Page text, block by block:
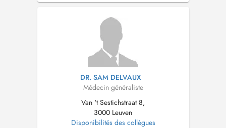
DR. SAM DELVAUX
Médecin généraliste
Van 't Sestichstraat 8,
3000 Leuven
Disponibilités des collègues